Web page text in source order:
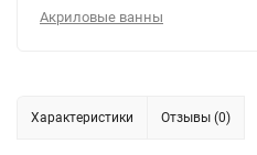
Акриловые ванны
Характеристики Отзывы (0)